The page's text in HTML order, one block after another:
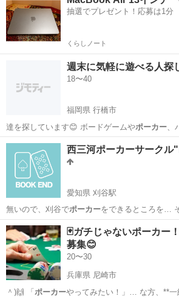
抽選でプレゼント！応募は1分
くらしノート
週末に気軽に遊べる人探
18〜40
福岡県 行橋市
達を探しています😊 ボードゲームやポーカー、
が好きです！ボ…
福岡 行橋市 その他
西三河ポーカーサーク
愛知県 刈谷駅
無いので、刈谷でポーカーをできるところを…
カーサークルを202… r日曜、月一程でポーカー
がある方 ・ポーカーに興味のある方、… いう方
やったけど、ラ… ○活...
愛知 刈谷市 刈谷駅 その他 ポー
🃏ガチじゃないポーカー
募集😊
20〜30
兵庫県 尼崎市
＾)🙌 「 ポーカーやってみたい！」… な方、**一